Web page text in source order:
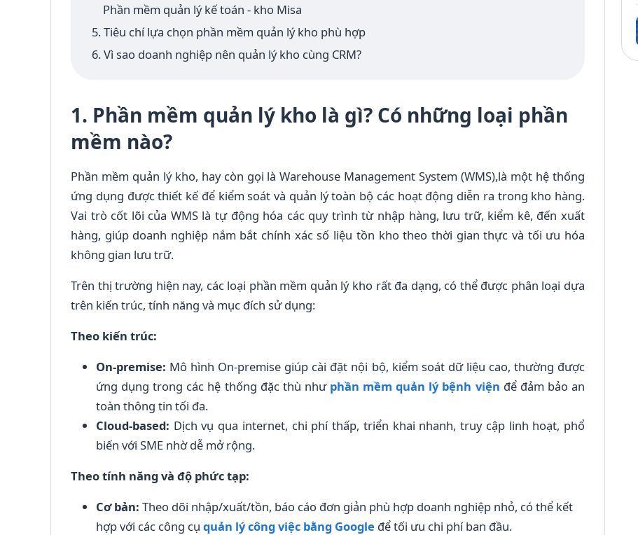
Phần mềm quản lý kế toán - kho Misa
5. Tiêu chí lựa chọn phần mềm quản lý kho phù hợp
6. Vì sao doanh nghiệp nên quản lý kho cùng CRM?
1. Phần mềm quản lý kho là gì? Có những loại phần
mềm nào?
Phần mềm quản lý kho, hay còn gọi là Warehouse Management System (WMS),là một hệ thống
ứng dụng được thiết kế để kiểm soát và quản lý toàn bộ các hoạt động diễn ra trong kho hàng.
Vai trò cốt lõi của WMS là tự động hóa các quy trình từ nhập hàng, lưu trữ, kiểm kê, đến xuất
hàng, giúp doanh nghiệp nắm bắt chính xác số liệu tồn kho theo thời gian thực và tối ưu hóa
không gian lưu trữ.
Trên thị trường hiện nay, các loại phần mềm quản lý kho rất đa dạng, có thể được phân loại dựa
trên kiến trúc, tính năng và mục đích sử dụng:
Theo kiến trúc:
On-premise: Mô hình On-premise giúp cài đặt nội bộ, kiểm soát dữ liệu cao, thường được
ứng dụng trong các hệ thống đặc thù như phần mềm quản lý bệnh viện để đảm bảo an
toàn thông tin tối đa.
Cloud-based: Dịch vụ qua internet, chi phí thấp, triển khai nhanh, truy cập linh hoạt, phổ
biến với SME nhờ dễ mở rộng.
Theo tính năng và độ phức tạp:
Cơ bản: Theo dõi nhập/xuất/tồn, báo cáo đơn giản phù hợp doanh nghiệp nhỏ, có thể kết
hợp với các công cụ quản lý công việc bằng Google để tối ưu chi phí ban đầu.